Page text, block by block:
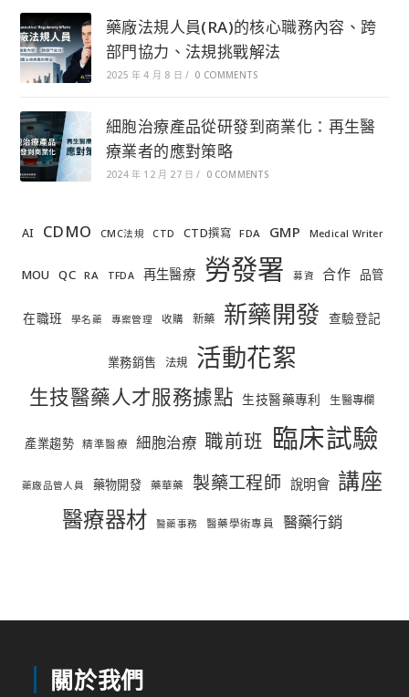
藥廠法規人員(RA)的核心職務內容、跨
部門協力、法規挑戰解法
2025 年 4 月 8 日 / 0 COMMENTS
細胞治療產品從研發到商業化：再生醫
療業者的應對策略
2024 年 12 月 27 日 / 0 COMMENTS
AI CDMO CMC法規 CTD CTD撰寫 FDA GMP Medical Writer
MOU QC RA TFDA 再生醫療 勞發署 募資 合作 品管
在職班 學名藥 專案管理 收購 新藥 新藥開發 查驗登記
業務銷售 法規 活動花絮
生技醫藥人才服務據點 生技醫藥專利 生醫專欄
產業趨勢 精準醫療 細胞治療 職前班 臨床試驗
藥廠品管人員 藥物開發 藥華藥 製藥工程師 說明會 講座
醫療器材 醫藥事務 醫藥學術專員 醫藥行銷
關於我們